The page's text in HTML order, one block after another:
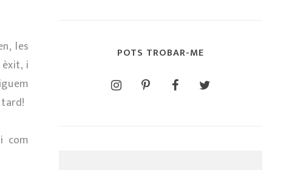
les
i
com
POTS TROBAR-ME